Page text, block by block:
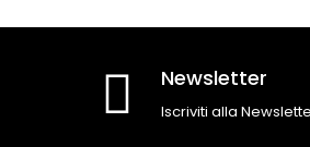
Newsletter
Iscriviti alla